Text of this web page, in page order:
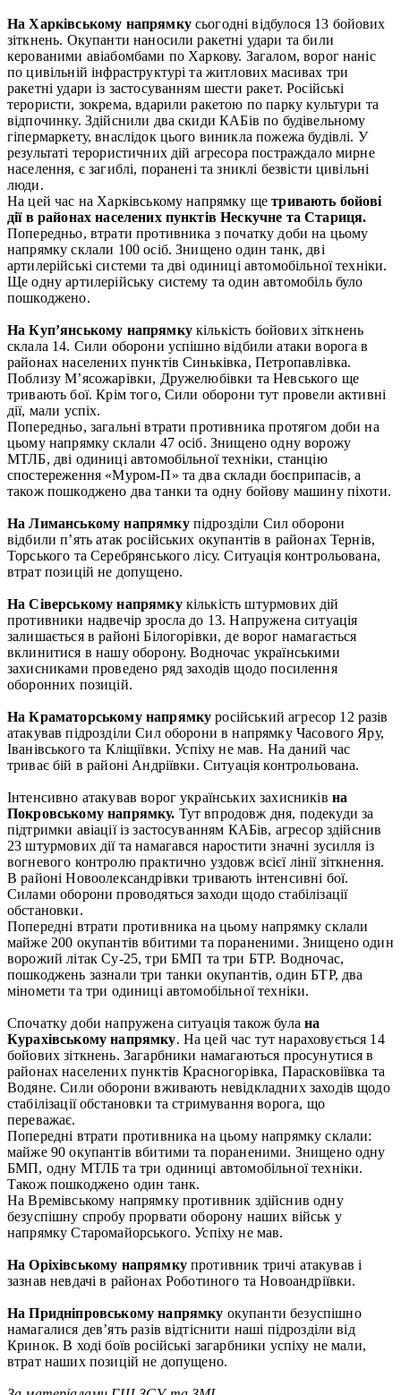
На Харківському напрямкусьогодні відбулося 13 бойових
зіткнень. Окупанти наносили ракетні удари та били
керованими авіабомбами по Харкову. Загалом, ворог наніс
по цивільній інфраструктурі та житлових масивах три
ракетні удари із застосуванням шести ракет. Російські
терористи, зокрема, вдарили ракетою по парку культури та
відпочинку. Здійснили два скиди КАБів по будівельному
гіпермаркету, внаслідок цього виникла пожежа будівлі. У
результаті терористичних дій агресора постраждало мирне
населення, є загиблі, поранені та зниклі безвісти цивільні
люди.
На цей час на Харківському напрямку щетривають бойові
дії в районах населених пунктів Нескучне та Стариця.
Попередньо, втрати противника з початку доби на цьому
напрямку склали 100 осіб. Знищено один танк, дві
артилерійські системи та дві одиниці автомобільної техніки.
Ще одну артилерійську систему та один автомобіль було
пошкоджено.
На Куп’янському напрямкукількість бойових зіткнень
склала 14. Сили оборони успішно відбили атаки ворога в
районах населених пунктів Синьківка, Петропавлівка.
Поблизу М’ясожарівки, Дружелюбівки та Невського ще
тривають бої. Крім того, Сили оборони тут провели активні
дії, мали успіх.
Попередньо, загальні втрати противника протягом доби на
цьому напрямку склали 47 осіб. Знищено одну ворожу
МТЛБ, дві одиниці автомобільної техніки, станцію
спостереження «Муром-П» та два склади боєприпасів, а
також пошкоджено два танки та одну бойову машину піхоти.
На Лиманському напрямкупідрозділи Сил оборони
відбили п’ять атак російських окупантів в районах Тернів,
Торського та Серебрянського лісу. Ситуація контрольована,
втрат позицій не допущено.
На Сіверському напрямкукількість штурмових дій
противники надвечір зросла до 13. Напружена ситуація
залишається в районі Білогорівки, де ворог намагається
вклинитися в нашу оборону. Водночас українськими
захисниками проведено ряд заходів щодо посилення
оборонних позицій.
На Краматорському напрямку російський агресор 12 разів
атакував підрозділи Сил оборони в напрямку Часового Яру,
Іванівського та Кліщіївки. Успіху не мав. На даний час
триває бій в районі Андріївки. Ситуація контрольована.
Інтенсивно атакував ворог українських захисників на
Покровському напрямку. Тут впродовж дня, подекуди за
підтримки авіації із застосуванням КАБів, агресор здійснив
23 штурмових дії та намагався наростити значні зусилля із
вогневого контролю практично уздовж всієї лінії зіткнення.
В районі Новоолександрівки тривають інтенсивні бої.
Силами оборони проводяться заходи щодо стабілізації
обстановки.
Попередні втрати противника на цьому напрямку склали
майже 200 окупантів вбитими та пораненими. Знищено один
ворожий літак Су-25, три БМП та три БТР. Водночас,
пошкоджень зазнали три танки окупантів, один БТР, два
міномети та три одиниці автомобільної техніки.
Спочатку доби напружена ситуація також була на
Курахівському напрямку. На цей час тут нараховується 14
бойових зіткнень. Загарбники намагаються просунутися в
районах населених пунктів Красногорівка, Парасковіївка та
Водяне. Сили оборони вживають невідкладних заходів щодо
стабілізації обстановки та стримування ворога, що
переважає.
Попередні втрати противника на цьому напрямку склали:
майже 90 окупантів вбитими та пораненими. Знищено одну
БМП, одну МТЛБ та три одиниці автомобільної техніки.
Також пошкоджено один танк.
На Времівському напрямку противник здійснив одну
безуспішну спробу прорвати оборону наших військ у
напрямку Старомайорського. Успіху не мав.
На Оріхівському напрямкупротивник тричі атакував і
зазнав невдачі в районах Роботиного та Новоандріївки.
На Придніпровському напрямку окупанти безуспішно
намагалися дев’ять разів відтіснити наші підрозділи від
Кринок. В ході боїв російські загарбники успіху не мали,
втрат наших позицій не допущено.